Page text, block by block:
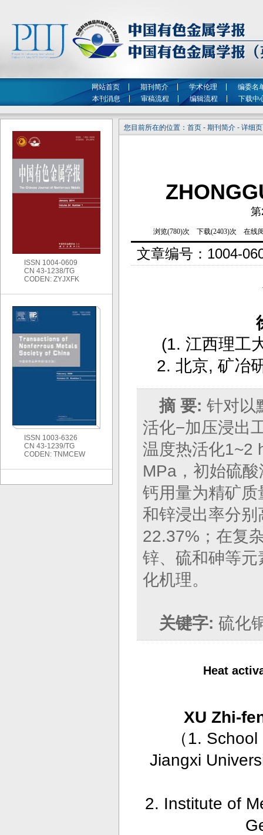
网站首页 期刊简介 学术伦理
编委名
本刊消息
审稿流程 编辑流程 下载中
您目前所在的位置：首页 - 期刊简介 - 详细
文章编号： 1004-
(1. 江西理工
2. 北京, 矿冶
摘 要: 针对以
活化−加压浸出
温度热活化1~2
MPa，初始硫
钙用量为精矿
和锌浸出率分
22.37%；在复
锌、硫和砷等
化机理。
关键字: 硫化
Heat
XU Zhi-
（1.
Jiangxi
2. Institute of
ISSN 1004-0609
CN 43-1238/TG
CODEN: ZYJXFK
ISSN 1003-6326
CN 43-1239/TG
CODEN: TNMCEW